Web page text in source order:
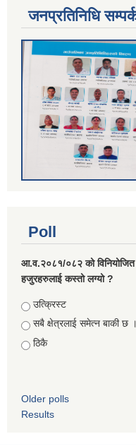
जनप्रतिनिधि
Poll
आ.व.२०८१/०८२ को विनियोजित
हजुरहरुलाई कस्तो लग्यो ?
Choices
उत्क्रिस्ट
सबै क्षेत्रलाई समेत्न बाकी छ ।
ठिकै
Older polls
Results